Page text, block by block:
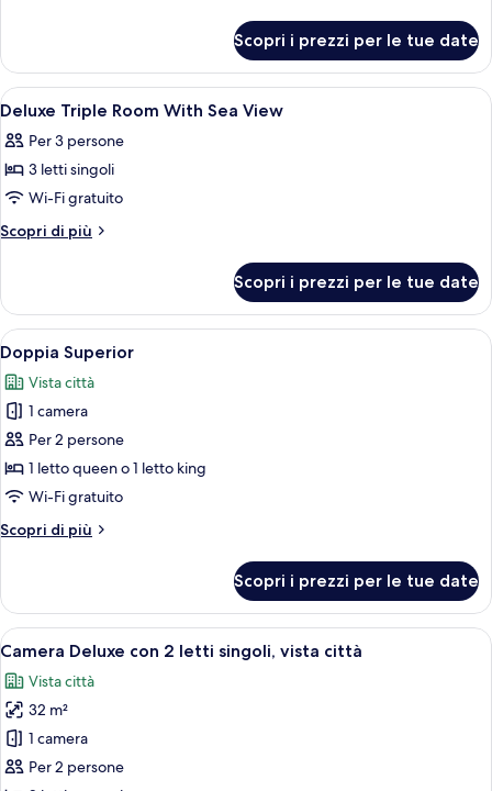
View
Double
City
View
Scopri i prezzi per le tue date
Apri
tutte
le
foto
per
Deluxe
With
Sea
View
Biancheria da letto ipoallergenica,
15
Deluxe Triple Room With Sea View
Per 3 persone
3 letti singoli
Wi-Fi gratuito
Scopri di più
Altri
Triple
Room
With
Sea
View
Scopri i prezzi per le tue date
Apri
tutte
le
foto
per
Doppia
Superior
Camera d'albergo con un letto
9
Doppia Superior
Vista città
1 camera
Per 2 persone
1 letto queen o 1 letto king
Wi-Fi gratuito
Scopri di più
Altri
Superior
Scopri i prezzi per le tue date
Apri
tutte
le
foto
per
Camera
Una camera d'hotel con due letti,
7
Camera Deluxe con 2 letti singoli, vista città
Vista città
32 m²
1 camera
Per 2 persone